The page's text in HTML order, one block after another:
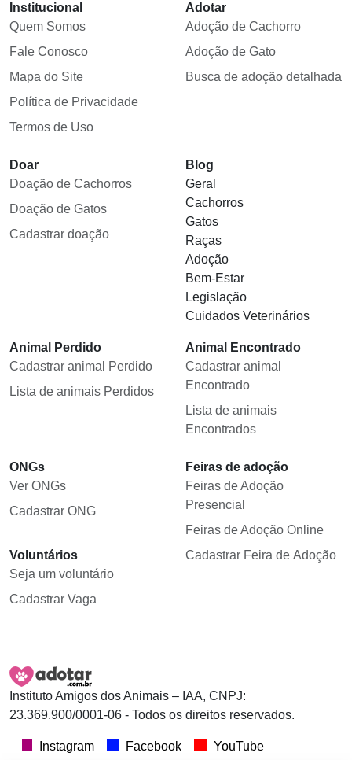
Institucional
Quem Somos
Fale Conosco
Mapa do Site
Política de Privacidade
Termos de Uso
Adotar
Adoção de Cachorro
Adoção de Gato
Busca de adoção detalhada
Doar
Doação de Cachorros
Doação de Gatos
Cadastrar doação
Blog
Geral
Cachorros
Gatos
Raças
Adoção
Bem-Estar
Legislação
Cuidados Veterinários
Animal Perdido
Cadastrar animal Perdido
Lista de animais Perdidos
Animal Encontrado
Cadastrar animal
Encontrado
Lista de animais
Encontrados
ONGs
Ver ONGs
Cadastrar ONG
Voluntários
Seja um voluntário
Cadastrar Vaga
Feiras de adoção
Feiras de Adoção
Presencial
Feiras de Adoção Online
Cadastrar Feira de Adoção
Instituto Amigos dos Animais – IAA, CNPJ:
23.369.900/0001-06 - Todos os direitos reservados.
Instagram Facebook YouTube